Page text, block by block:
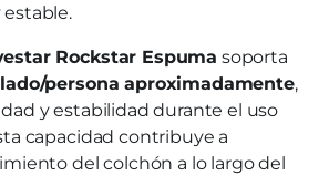
Rockstar Espuma soporta
lado/persona aproximadamente,
y estabilidad durante el uso
capacidad contribuye a
del colchón a lo largo del